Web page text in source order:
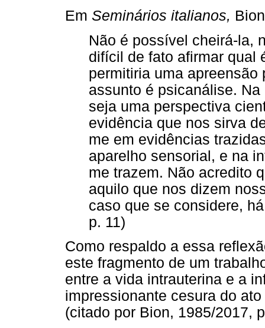
Em Seminários italianos,
Não é possível cheirá-la,
difícil de fato afirmar qual
permitiria uma
assunto é psicanálise.
seja uma perspectiva
evidência que nos sirva
me em evidências
aparelho sensorial, e na
me trazem. Não acredito
aquilo que nos dizem
caso que se considere,
p. 11)
Como respaldo a essa
este fragmento de um
entre a vida intrauterina e a
impressionante cesura do
(citado por Bion, 1985/2017,